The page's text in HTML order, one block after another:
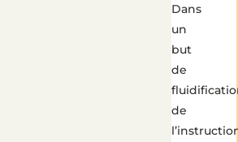
Dans
un
but
de
de